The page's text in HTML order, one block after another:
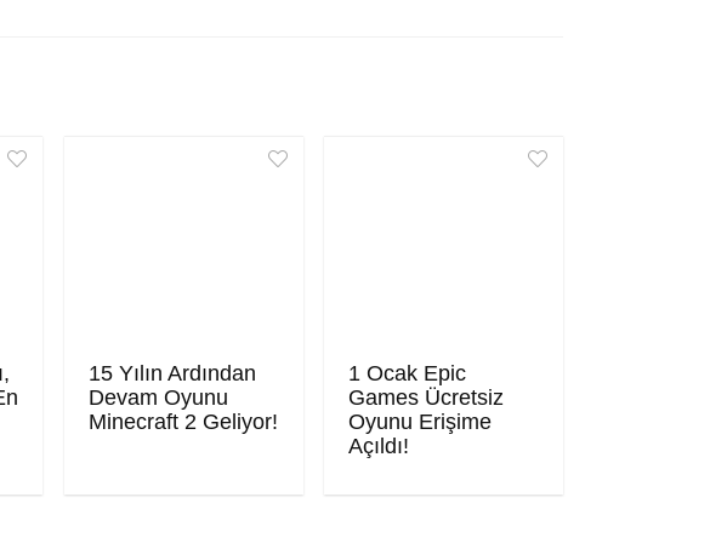
15 Yılın Ardından
Devam Oyunu
Minecraft 2 Geliyor!
1 Ocak Epic
Games Ücretsiz
Oyunu Erişime
Açıldı!